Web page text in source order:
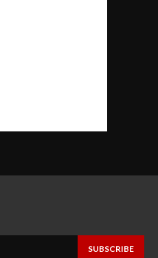
SUBSCRIBE